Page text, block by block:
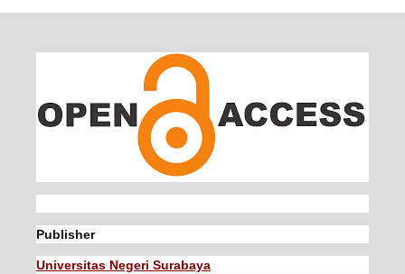
Publisher
Universitas Negeri Surabaya